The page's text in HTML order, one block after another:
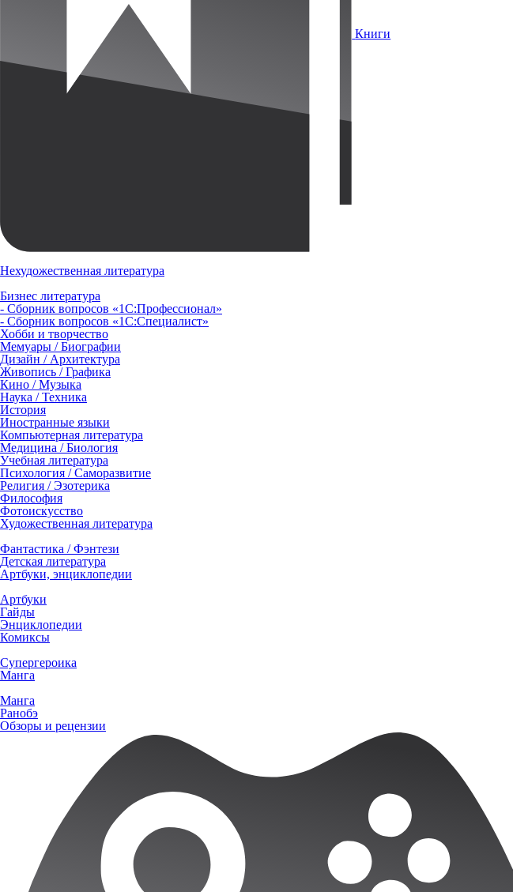
Книги
Нехудожественная литература
Бизнес литература
- Сборник вопросов «1С:Профессионал»
- Сборник вопросов «1С:Специалист»
Хобби и творчество
Мемуары / Биографии
Дизайн / Архитектура
Живопись / Графика
Кино / Музыка
Наука / Техника
История
Иностранные языки
Компьютерная литература
Медицина / Биология
Учебная литература
Психология / Саморазвитие
Религия / Эзотерика
Философия
Фотоискусство
Художественная литература
Фантастика / Фэнтези
Детская литература
Артбуки, энциклопедии
Артбуки
Гайды
Энциклопедии
Комиксы
Супергероика
Манга
Манга
Ранобэ
Обзоры и рецензии